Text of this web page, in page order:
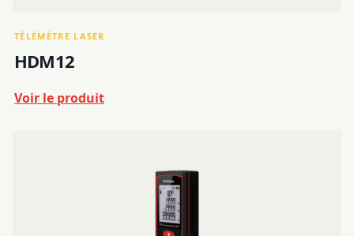
TÉLÉMÈTRE LASER
HDM12
Voir le produit